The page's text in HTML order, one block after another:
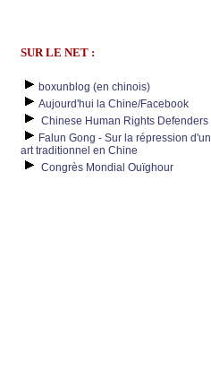
SUR LE NET :
boxunblog (en chinois)
Aujourd'hui la Chine/Facebook
Chinese Human Rights Defenders
Falun Gong - Sur la répression d'un
art traditionnel en Chine
Congrès Mondial Ouïghour